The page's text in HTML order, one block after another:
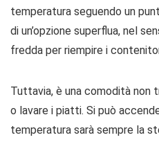
temperatura seguendo un
di un’opzione superflua, nel
fredda per riempire i
Tuttavia, è una comodità non
o lavare i piatti. Si può
temperatura sarà sempre la